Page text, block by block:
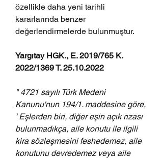
özellikle daha yeni tarihli
kararlarında benzer
değerlendirmelerde bulunmuştur.
Yargıtay HGK., E. 2019/765 K.
2022/1369 T. 25.10.2022
" 4721 sayılı Türk Medeni
Kanunu'nun 194/1. maddesine göre,
' Eşlerden biri, diğer eşin açık rızası
bulunmadıkça, aile konutu ile ilgili
kira sözleşmesini feshedemez, aile
konutunu devredemez veya aile